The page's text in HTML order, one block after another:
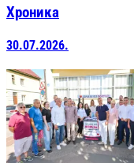
Хроника
30.07.2026.